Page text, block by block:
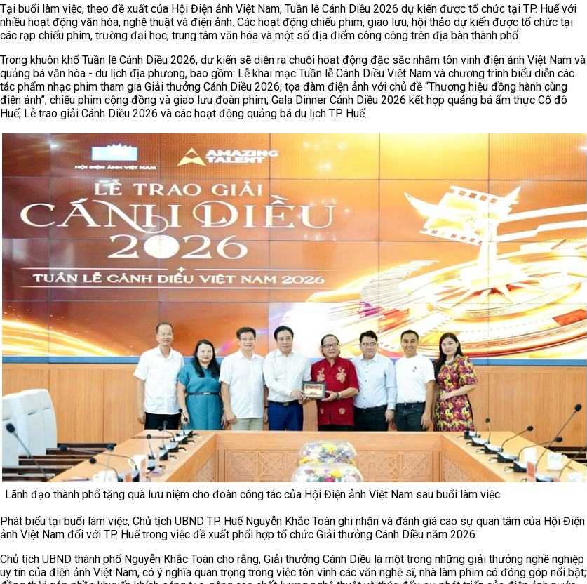
Tại buổi làm việc, theo đề xuất của Hội Điện ảnh Việt Nam, Tuần lễ Cánh Diều 2026 dự kiến được tổ chức tại TP. Huế với
nhiều hoạt động văn hóa, nghệ thuật và điện ảnh. Các hoạt động chiếu phim, giao lưu, hội thảo dự kiến được tổ chức tại
các rạp chiếu phim, trường đại học, trung tâm văn hóa và một số địa điểm công cộng trên địa bàn thành phố.
Trong khuôn khổ Tuần lễ Cánh Diều 2026, dự kiến sẽ diễn ra chuỗi hoạt động đặc sắc nhằm tôn vinh điện ảnh Việt Nam và
quảng bá văn hóa - du lịch địa phương, bao gồm: Lễ khai mạc Tuần lễ Cánh Diều Việt Nam và chương trình biểu diễn các
tác phẩm nhạc phim tham gia Giải thưởng Cánh Diều 2026; tọa đàm điện ảnh với chủ đề “Thương hiệu đồng hành cùng
điện ảnh”; chiếu phim cộng đồng và giao lưu đoàn phim; Gala Dinner Cánh Diều 2026 kết hợp quảng bá ẩm thực Cố đô
Huế; Lễ trao giải Cánh Diều 2026 và các hoạt động quảng bá du lịch TP. Huế.
Lãnh đạo thành phố tặng quà lưu niệm cho đoàn công tác của Hội Điện ảnh Việt Nam sau buổi làm việc
Phát biểu tại buổi làm việc, Chủ tịch UBND TP. Huế Nguyễn Khắc Toàn ghi nhận và đánh giá cao sự quan tâm của Hội Điện
ảnh Việt Nam đối với TP. Huế trong việc đề xuất phối hợp tổ chức Giải thưởng Cánh Diều năm 2026.
Chủ tịch UBND thành phố Nguyễn Khắc Toàn cho rằng, Giải thưởng Cánh Diều là một trong những giải thưởng nghề nghiệp
uy tín của điện ảnh Việt Nam, có ý nghĩa quan trọng trong việc tôn vinh các văn nghệ sĩ, nhà làm phim có đóng góp nổi bật;